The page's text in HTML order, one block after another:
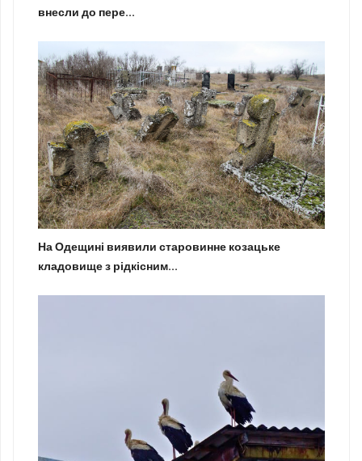
внесли до пере...
На Одещині виявили старовинне козацьке
кладовище з рідкісним...